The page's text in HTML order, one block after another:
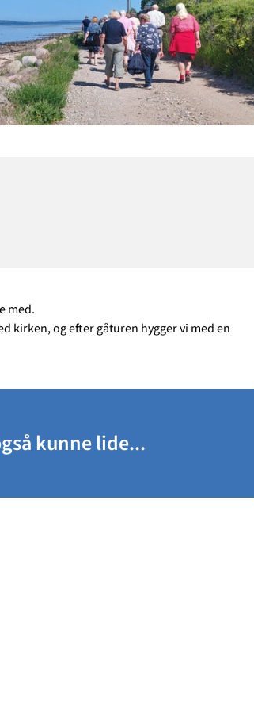
med.
kirken, og efter gåturen hygger vi med en
kunne lide...